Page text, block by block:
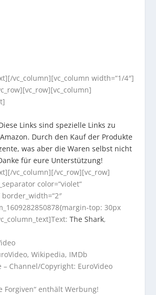
vc_column][vc_column width=“1/4″]
Links sind spezielle Links zu
Durch den Kauf der Produkte
was aber die Waren selbst nicht
für eure Unterstützung!
vc_column][/vc_row][vc_row]
color=“violet“
border_width=“2″
top: 30px
The Shark,
Wikipedia, IMDb
– Channel/Copyright: EuroVideo
Forgiven“ enthält Werbung!